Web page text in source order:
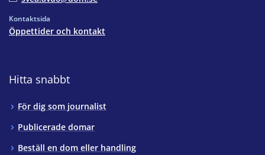
Kontaktsida
Öppettider och kontakt
Hitta snabbt
För dig som journalist
Publicerade domar
Beställ en dom eller handling